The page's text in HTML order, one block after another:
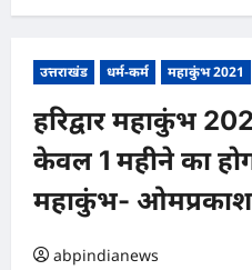
उत्तराखंड धर्म-कर्म महाकुंभ 2021
हरिद्वार महाकुंभ
केवल 1 महीने का
महाकुंभ- ओमप्रकाश
abpindianews